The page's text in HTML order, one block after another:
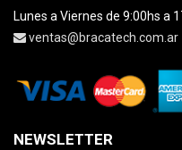
Lunes a Viernes de 9:00hs a
ventas@bracatech.com.ar
NEWSLETTER